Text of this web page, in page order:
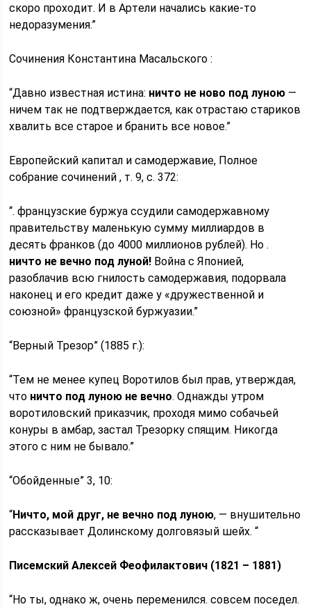
cкopo пpoxoдит. И в Apтeли нaчaлиcь кaкиe-тo
нeдopaзyмeния.”
Сочинения Константина Масальского :
“Давно известная истина: ничто не ново под луною —
ничем так не подтверждается, как отрастаю стариков
хвалить все старое и бранить все новое.”
Европейский капитал и самодержавие, Полное
собрание сочинений , т. 9, с. 372:
“. французские буржуа ссудили самодержавному
правительству маленькую сумму миллиардов в
десять франков (до 4000 миллионов рублей). Но .
ничто не вечно под луной! Война с Японией,
разоблачив всю гнилость самодержавия, подорвала
наконец и его кредит даже у «дружественной и
союзной» французской буржуазии.”
“Верный Трезор” (1885 г.):
“Тем не менее купец Воротилов был прав, утверждая,
что ничто под луною не вечно. Однажды утром
воротиловский приказчик, проходя мимо собачьей
конуры в амбар, застал Трезорку спящим. Никогда
этого с ним не бывало.”
“Обойденные” 3, 10:
“Ничто, мой друг, не вечно под луною, — внушительно
рассказывает Долинскому долговязый шейх. “
Писемский Алексей Феофилактович (1821 – 1881)
“Но ты, однако ж, очень переменился. совсем поседел.